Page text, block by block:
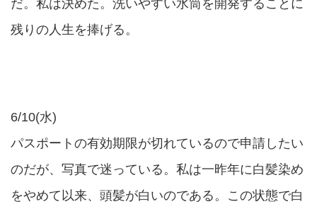
だ。私は決めた。洗いやすい水筒を開発することに
残りの人生を捧げる。
6/10(水)
パスポートの有効期限が切れているので申請したい
のだが、写真で迷っている。私は一昨年に白髪染め
をやめて以来、頭髪が白いのである。この状態で白